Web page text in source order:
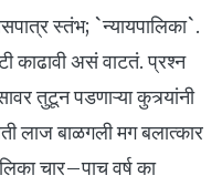
स्तंभ; `न्यायपालिका`.
काढावी असं वाटतं. प्रश्न
तुटून पडणाऱ्या कुत्र्यांनी
लाज बाळगली मग बलात्कार
चार–पाच वर्ष का